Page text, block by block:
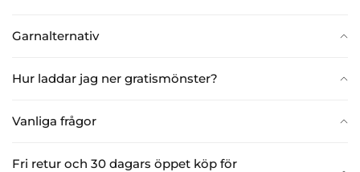
Garnalternativ
Hur laddar jag ner gratismönster?
Vanliga frågor
Fri retur och 30 dagars öppet köp för